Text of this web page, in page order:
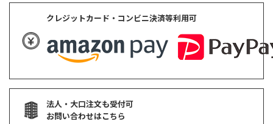
クレジットカード・コンビニ決済等利用可
法人・大口注文も受付可
お問い合わせはこちら